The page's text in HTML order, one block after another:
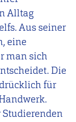
Alltag
Aus seiner
eine
man sich
Die
für
Studierenden